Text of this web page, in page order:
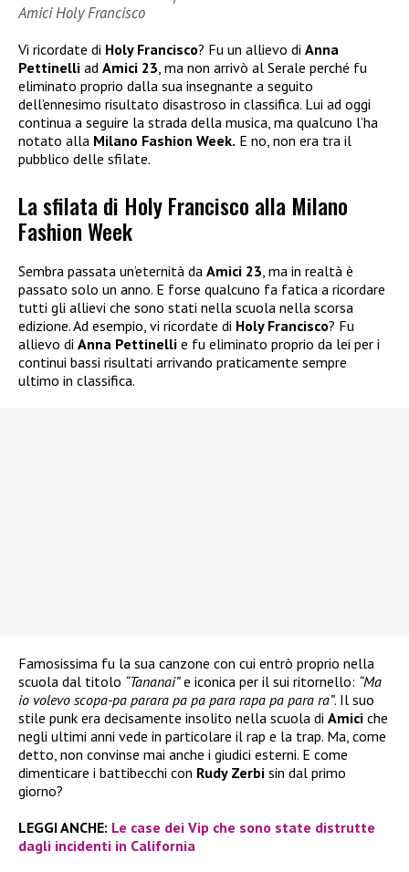
Amici Holy Francisco
Vi ricordate di Holy Francisco? Fu un allievo di Anna
Pettinelli ad Amici 23, ma non arrivò al Serale perché fu
eliminato proprio dalla sua insegnante a seguito
dell’ennesimo risultato disastroso in classifica. Lui ad oggi
continua a seguire la strada della musica, ma qualcuno l’ha
notato alla Milano Fashion Week. E no, non era tra il
pubblico delle sfilate.
La sfilata di Holy Francisco alla Milano
Fashion Week
Sembra passata un’eternità da Amici 23 , ma in realtà è
passato solo un anno. E forse qualcuno fa fatica a ricordare
tutti gli allievi che sono stati nella scuola nella scorsa
edizione. Ad esempio, vi ricordate di Holy Francisco? Fu
allievo di Anna Pettinelli e fu eliminato proprio da lei per i
continui bassi risultati arrivando praticamente sempre
ultimo in classifica.
Famosissima fu la sua canzone con cui entrò proprio nella
scuola dal titolo “Tananai”e iconica per il sui ritornello: “Ma
io volevo scopa-pa parara pa pa para rapa pa para ra”. Il suo
stile punk era decisamente insolito nella scuola di Amici che
negli ultimi anni vede in particolare il rap e la trap. Ma, come
detto, non convinse mai anche i giudici esterni. E come
dimenticare i battibecchi con Rudy Zerbi sin dal primo
giorno?
LEGGI ANCHE: Le case dei Vip che sono state distrutte
dagli incidenti in California